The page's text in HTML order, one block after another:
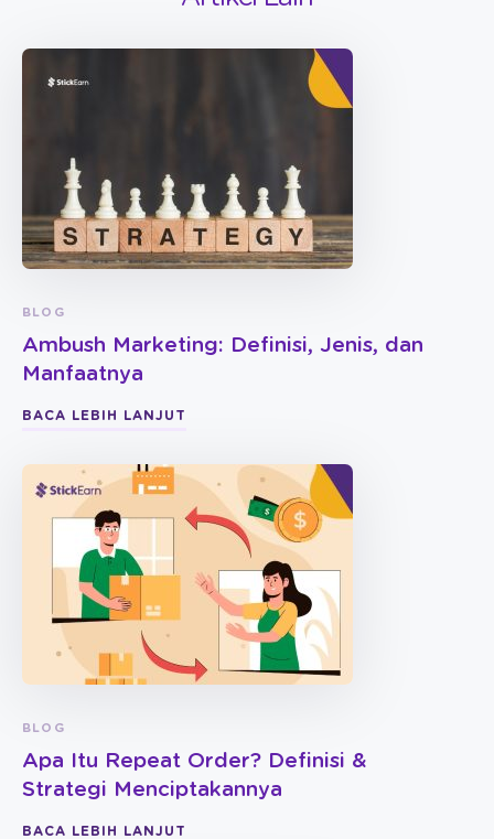
BLOG
Ambush Marketing: Definisi, Jenis, dan
Manfaatnya
BACA LEBIH LANJUT
BLOG
Apa Itu Repeat Order? Definisi &
Strategi Menciptakannya
BACA LEBIH LANJUT